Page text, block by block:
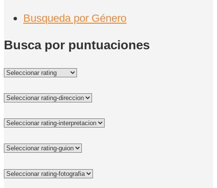
Busqueda por Género
Busca por puntuaciones